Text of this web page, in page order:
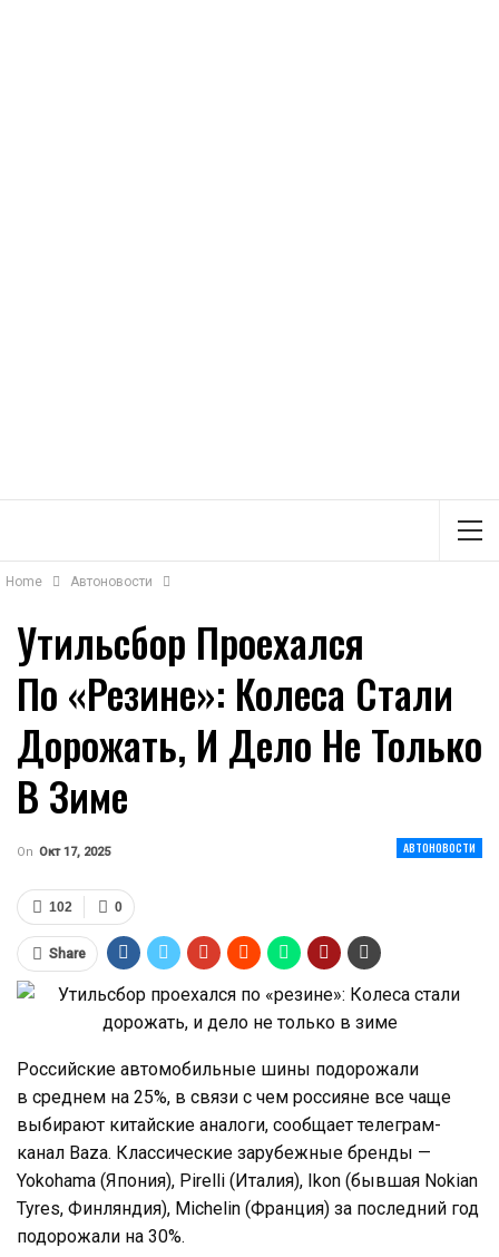
Home Автоновости
Утильсбор Проехался
По «резине»: Колеса Стали
Дорожать, И Дело Не Только
В Зиме
АВТОНОВОСТИ
On Окт 17, 2025
0
102
Share
Российские автомобильные шины подорожали
в среднем на 25%, в связи с чем россияне все чаще
выбирают китайские аналоги, сообщает телеграм-
канал Baza. Классические зарубежные бренды —
Yokohama (Япония), Pirelli (Италия), Ikon (бывшая Nokian
Tyres, Финляндия), Michelin (Франция) за последний год
подорожали на 30%.